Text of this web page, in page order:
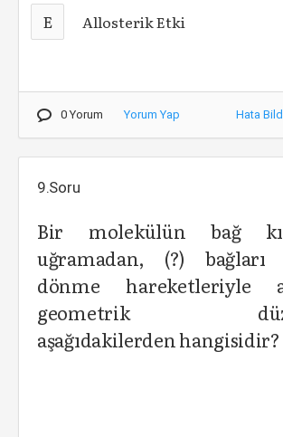
E Allosterik Etki
0 Yorum Yorum Yap Hata
9.Soru
Bir molekülün bağ
uğramadan, (?) bağları
dönme hareketleriyle
geometrik
aşağıdakilerden hangisidir?